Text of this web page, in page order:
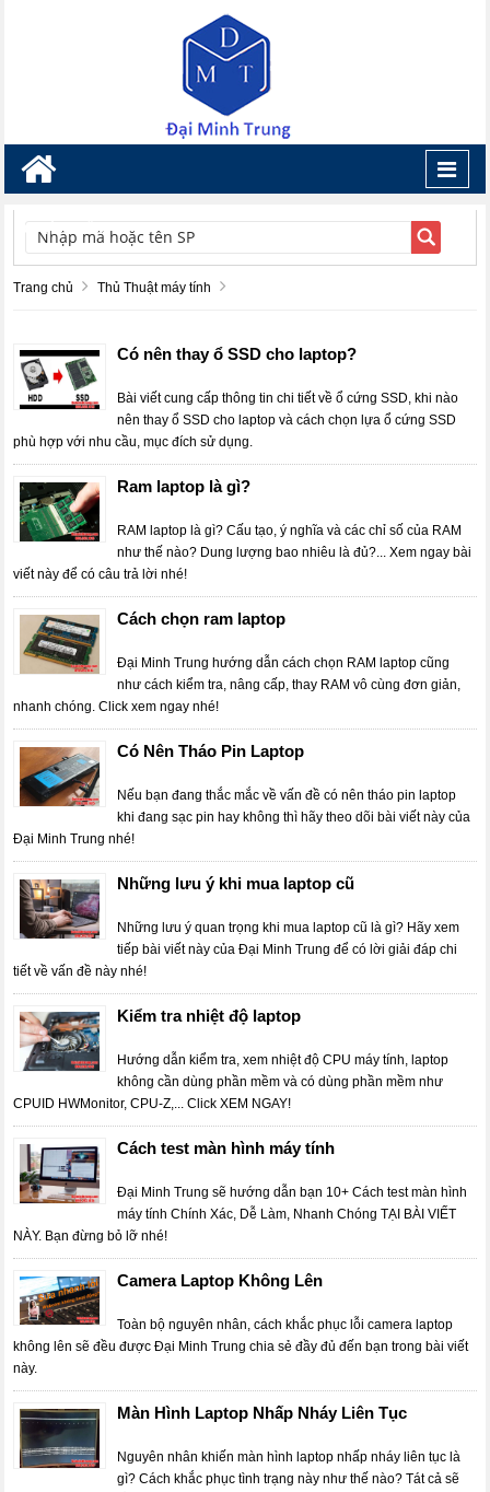
TÌM KIẾM
Trang chủ Thủ Thuật máy tính
Có nên thay ổ SSD cho laptop?
Bài viết cung cấp thông tin chi tiết về ổ cứng SSD, khi nào
nên thay ổ SSD cho laptop và cách chọn lựa ổ cứng SSD
phù hợp với nhu cầu, mục đích sử dụng.
Ram laptop là gì?
RAM laptop là gì? Cấu tạo, ý nghĩa và các chỉ số của RAM
như thế nào? Dung lượng bao nhiêu là đủ?... Xem ngay bài
viết này để có câu trả lời nhé!
Cách chọn ram laptop
Đại Minh Trung hướng dẫn cách chọn RAM laptop cũng
như cách kiểm tra, nâng cấp, thay RAM vô cùng đơn giản,
nhanh chóng. Click xem ngay nhé!
Có Nên Tháo Pin Laptop
Nếu bạn đang thắc mắc về vấn đề có nên tháo pin laptop
khi đang sạc pin hay không thì hãy theo dõi bài viết này của
Đại Minh Trung nhé!
Những lưu ý khi mua laptop cũ
Những lưu ý quan trọng khi mua laptop cũ là gì? Hãy xem
tiếp bài viết này của Đại Minh Trung để có lời giải đáp chi
tiết về vấn đề này nhé!
Kiểm tra nhiệt độ laptop
Hướng dẫn kiểm tra, xem nhiệt độ CPU máy tính, laptop
không cần dùng phần mềm và có dùng phần mềm như
CPUID HWMonitor, CPU-Z,... Click XEM NGAY!
Cách test màn hình máy tính
Đại Minh Trung sẽ hướng dẫn bạn 10+ Cách test màn hình
máy tính Chính Xác, Dễ Làm, Nhanh Chóng TẠI BÀI VIẾT
NÀY. Bạn đừng bỏ lỡ nhé!
Camera Laptop Không Lên
Toàn bộ nguyên nhân, cách khắc phục lỗi camera laptop
không lên sẽ đều được Đại Minh Trung chia sẻ đầy đủ đến bạn trong bài viết
này.
Màn Hình Laptop Nhấp Nháy Liên Tục
Nguyên nhân khiến màn hình laptop nhấp nháy liên tục là
gì? Cách khắc phục tình trạng này như thế nào? Tát cả sẽ